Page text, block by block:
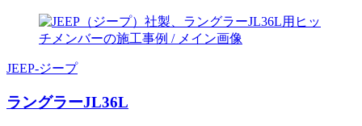
JEEP-ジープ
ラングラーJL36L